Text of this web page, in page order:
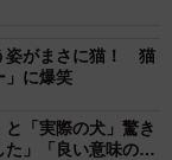
姿がまさに猫！ 猫
」に爆笑
と「実際の犬」驚き
」「良い意味の詐